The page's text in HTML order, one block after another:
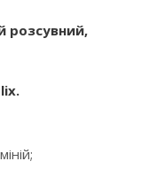
розсувний,